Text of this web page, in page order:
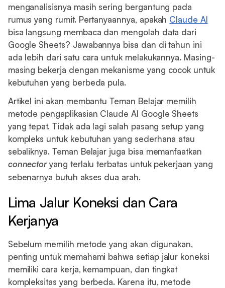
menganalisisnya masih sering bergantung pada
rumus yang rumit. Pertanyaannya, apakah Claude AI
bisa langsung membaca dan mengolah data dari
Google Sheets? Jawabannya bisa dan di tahun ini
ada lebih dari satu cara untuk melakukannya. Masing-
masing bekerja dengan mekanisme yang cocok untuk
kebutuhan yang berbeda pula.
Artikel ini akan membantu Teman Belajar memilih
metode pengaplikasian Claude AI Google Sheets
yang tepat. Tidak ada lagi salah pasang setup yang
kompleks untuk kebutuhan yang sederhana atau
sebaliknya. Teman Belajar juga bisa memanfaatkan
connectoryang terlalu terbatas untuk pekerjaan yang
sebenarnya butuh akses dua arah.
Lima Jalur Koneksi dan Cara
Kerjanya
Sebelum memilih metode yang akan digunakan,
penting untuk memahami bahwa setiap jalur koneksi
memiliki cara kerja, kemampuan, dan tingkat
kompleksitas yang berbeda. Karena itu, metode